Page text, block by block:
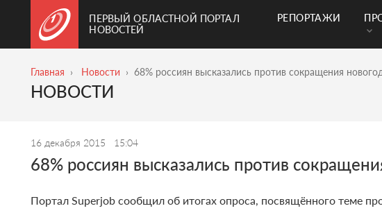
ПЕРВЫЙ ОБЛАСТНОЙ ПОРТАЛ
НОВОСТЕЙ
РЕПОРТАЖИ
Главная Новости 68% россиян высказались против сокращения
НОВОСТИ
16 декабря 2015 15:04
68% россиян высказались против
Портал Superjob сообщил об итогах опроса, посвящённого теме